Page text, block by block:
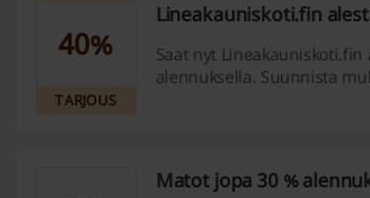
40%
TARJOUS
Lineakauniskoti.fin
Saat nyt
alennuksella. Suunnista
Matot jopa 30 %